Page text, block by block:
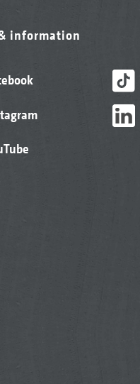
information